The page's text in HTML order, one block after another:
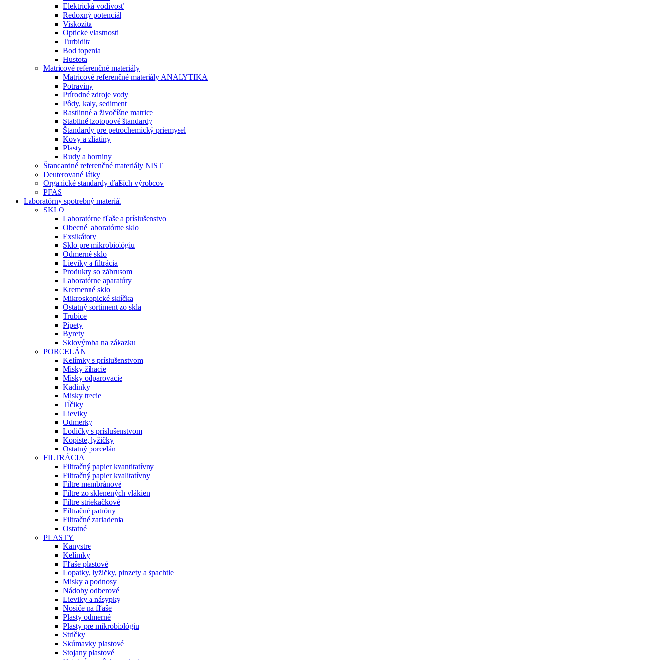
Elektrická vodivosť
Redoxný potenciál
Viskozita
Optické vlastnosti
Turbidita
Bod topenia
Hustota
Matricové referenčné materiály
Matricové referenčné materiály ANALYTIKA
Potraviny
Prírodné zdroje vody
Pôdy, kaly, sediment
Rastlinné a živočíšne matrice
Stabilné izotopové štandardy
Štandardy pre petrochemický priemysel
Kovy a zliatiny
Plasty
Rudy a horniny
Štandardné referenčné materiály NIST
Deuterované látky
Organické standardy ďalších výrobcov
PFAS
Laboratórny spotrebný materiál
SKLO
Laboratórne fľaše a príslušenstvo
Obecné laboratórne sklo
Exsikátory
Sklo pre mikrobiológiu
Odmerné sklo
Lieviky a filtrácia
Produkty so zábrusom
Laboratórne aparatúry
Kremenné sklo
Mikroskopické sklíčka
Ostatný sortiment zo skla
Trubice
Pipety
Byrety
Sklovýroba na zákazku
PORCELÁN
Kelímky s príslušenstvom
Misky žíhacie
Misky odparovacie
Kadinky
Misky trecie
Tĺčiky
Lieviky
Odmerky
Lodičky s príslušenstvom
Kopiste, lyžičky
Ostatný porcelán
FILTRÁCIA
Filtračný papier kvantitatívny
Filtračný papier kvalitatívny
Filtre membránové
Filtre zo sklenených vlákien
Filtre striekačkové
Filtračné patróny
Filtračné zariadenia
Ostatné
PLASTY
Kanystre
Kelímky
Fľaše plastové
Lopatky, lyžičky, pinzety a špachtle
Misky a podnosy
Nádoby odberové
Lieviky a násypky
Nosiče na fľaše
Plasty odmerné
Plasty pre mikrobiológiu
Stričky
Skúmavky plastové
Stojany plastové